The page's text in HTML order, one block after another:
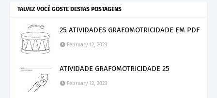
TALVEZ VOCÊ GOSTE DESTAS POSTAGENS
25 ATIVIDADES GRAFOMOTRICIDADE EM PDF
February 12, 2023
ATIVIDADE GRAFOMOTRICIDADE 25
February 12, 2023